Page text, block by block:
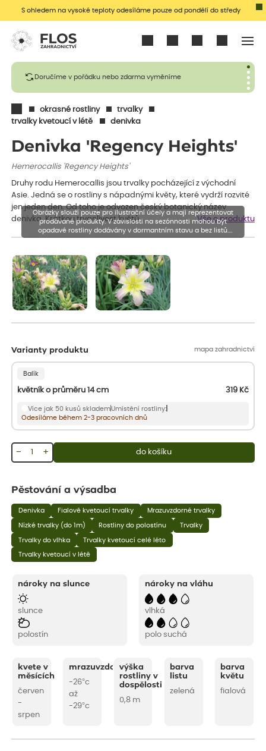
S ohledem na vysoké teploty odesíláme pouze od pondělí do středy
Doručíme v pořádku nebo zdarma vyměníme
okrasné rostliny
trvalky
trvalky kvetoucí v létě
denivka
Denivka 'Regency Heights'
Hemerocallis 'Regency Heights'
Druhy rodu Hemerocallis jsou trvalky pocházející z východní
Asie. Jedná se o rostliny s nápadnými květy, které vydrží rozvité
jen jeden den. Od toho je odvozen český botanický název
denivka. Krátkou trvanlivost květů…
Vše o produktu
Varianty produktu mapa zahradnictví
Balík
květník o průměru 14 cm 319 Kč
Více jak 50 kusů sklademUmístění rostliny:
Odesíláme během 2-3 pracovních dnů
+
− do košíku
Obrázky slouží pouze pro ilustrační účely a mají reprezentovat
prodávané produkty. V závislosti na sezónnosti mohou být
opadavé rostliny dodávány v dormantním stavu a bez listů.
Rostliny mohou být také sestřiženy níže, než je uvedená výška,
Pěstování a výsadba
Denivka Fialově kvetoucí trvalky Mrazuvzdorné trvalky
Nízké trvalky (do 1m) Rostliny do polostínu Trvalky
Trvalky do vlhka Trvalky kvetoucí celé léto
Trvalky kvetoucí v létě
nároky na slunce
slunce
polostín
nároky na vláhu
vlhká
polo suchá
kvete v
měsících
červen
-
srpen
mrazuvzdornost
-26°c
až
-29°c
výška
rostliny v
dospělosti
0,8 m
barva
listu
zelená
barva
květu
fialová